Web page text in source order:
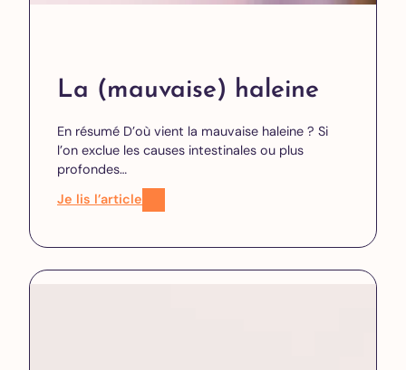
La (mauvaise) haleine
En résumé D’où vient la mauvaise haleine ? Si
l’on exclue les causes intestinales ou plus
profondes…
Je lis l’article